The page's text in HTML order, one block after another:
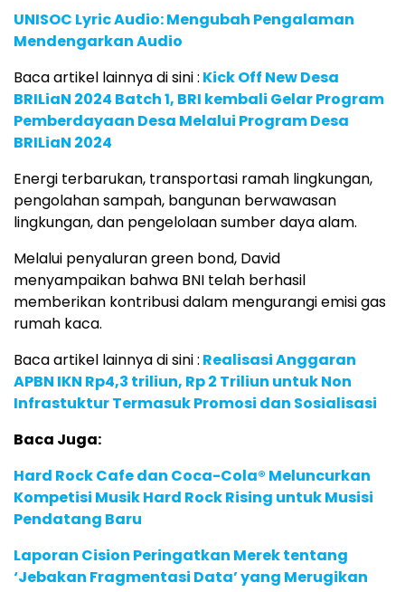
UNISOC Lyric Audio: Mengubah Pengalaman
Mendengarkan Audio
Baca artikel lainnya di sini : Kick Off New Desa
BRILiaN 2024 Batch 1, BRI kembali Gelar Program
Pemberdayaan Desa Melalui Program Desa
BRILiaN 2024
Energi terbarukan, transportasi ramah lingkungan,
pengolahan sampah, bangunan berwawasan
lingkungan, dan pengelolaan sumber daya alam.
Melalui penyaluran green bond, David
menyampaikan bahwa BNI telah berhasil
memberikan kontribusi dalam mengurangi emisi gas
rumah kaca.
Baca artikel lainnya di sini : Realisasi Anggaran
APBN IKN Rp4,3 triliun, Rp 2 Triliun untuk Non
Infrastuktur Termasuk Promosi dan Sosialisasi
Baca Juga:
Hard Rock Cafe dan Coca-Cola® Meluncurkan
Kompetisi Musik Hard Rock Rising untuk Musisi
Pendatang Baru
Laporan Cision Peringatkan Merek tentang
‘Jebakan Fragmentasi Data’ yang Merugikan